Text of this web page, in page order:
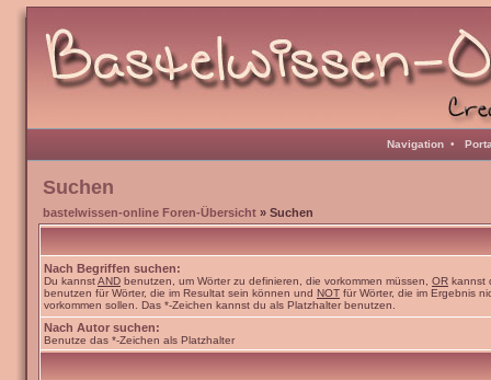
Navigation •
Suchen
bastelwissen-online Foren-Übersicht » Suchen
Nach Begriffen suchen:
Du kannstAND benutzen, um Wörter zu definieren, die vorkommen müssen, OR kannst
benutzen für Wörter, die im Resultat sein können und NOT für Wörter, die im Ergebnis
vorkommen sollen. Das *-Zeichen kannst du als Platzhalter benutzen.
Nach Autor suchen:
Benutze das *-Zeichen als Platzhalter